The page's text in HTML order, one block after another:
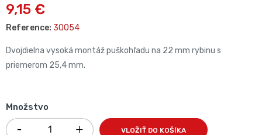
9,15 €
Reference: 30054
Dvojdielna vysoká montáž puškohľadu na 22 mm rybinu s
priemerom 25,4 mm.
Množstvo
VLOŽIŤ DO KOŠÍKA